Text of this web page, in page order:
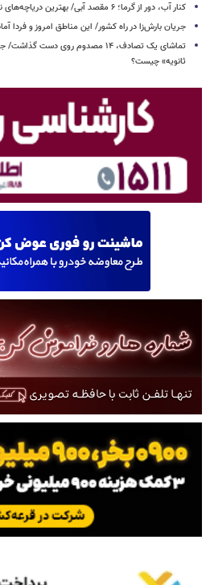
کنار آب، دور از گرما؛ ۶ مقصد آبی/ بهترین دریاچه‌های نزدیک تهران
جریان بارش‌زا در راه کشور/ این مناطق امروز و فردا
تماشای یک تصادف، ۱۴ مصدوم روی
ثانویه» چیست؟